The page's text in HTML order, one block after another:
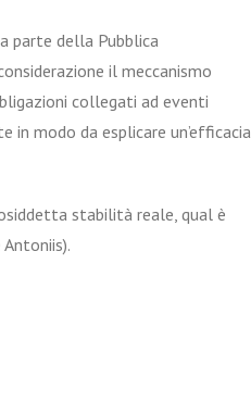
parte della Pubblica
il meccanismo
collegati ad eventi
modo da esplicare un’efficacia
stabilità reale, qual è